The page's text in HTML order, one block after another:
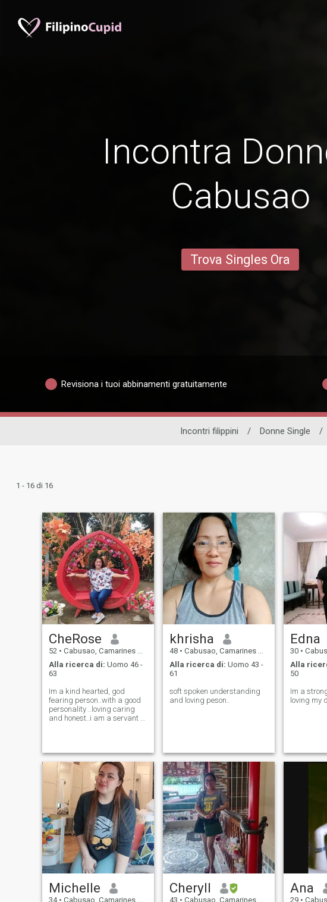
Incontra
Cabusao
Trova Singles Ora
Revisiona i tuoi abbinamenti gratuitamente
Incontri filippini / Donne Single /
1 - 16 di 16
CheRose
52 • Cabusao, Camarines Sur, Filippine
Alla ricerca di: Uomo 46 -
63
Im a kind hearted, god
fearing person..with a good
personality ..loving caring
and honest..i am a servant of
khrisha
48 • Cabusao, Camarines Sur, Filippine
Alla ricerca di: Uomo 43 -
61
soft spoken understanding
and loving peson..
Edna
30 • Cabusao,
Alla
50
Im a
loving my
Michelle
34 • Cabusao, Camarines Sur, Filippine
Cheryll
43 • Cabusao, Camarines Sur, Filippine
Ana
29 • Cabusao,